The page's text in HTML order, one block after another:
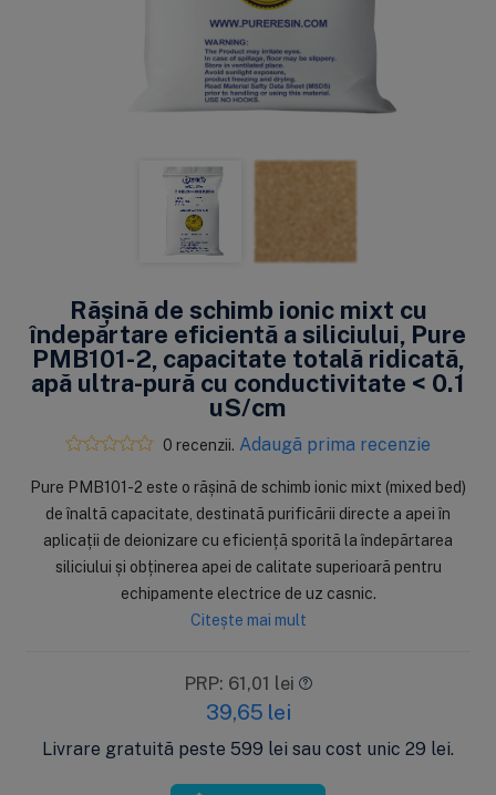
Rășină de schimb ionic mixt cu
îndepărtare eficientă a siliciului, Pure
PMB101-2, capacitate totală ridicată,
apă ultra-pură cu conductivitate < 0.1
uS/cm
0 recenzii. Adaugă prima recenzie
Pure PMB101-2 este o rășină de schimb ionic mixt (mixed bed)
de înaltă capacitate, destinată purificării directe a apei în
aplicații de deionizare cu eficiență sporită la îndepărtarea
siliciului și obținerea apei de calitate superioară pentru
echipamente electrice de uz casnic.
Citește mai mult
PRP: 61,01 lei
39,65 lei
Livrare gratuită peste 599 lei sau cost unic 29 lei.